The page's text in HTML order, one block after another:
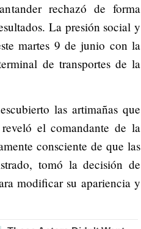
rechazó de forma
La presión social y
martes 9 de junio con la
de transportes de la
las artimañas que
el comandante de la
consciente de que las
tomó la decisión de
modificar su apariencia y